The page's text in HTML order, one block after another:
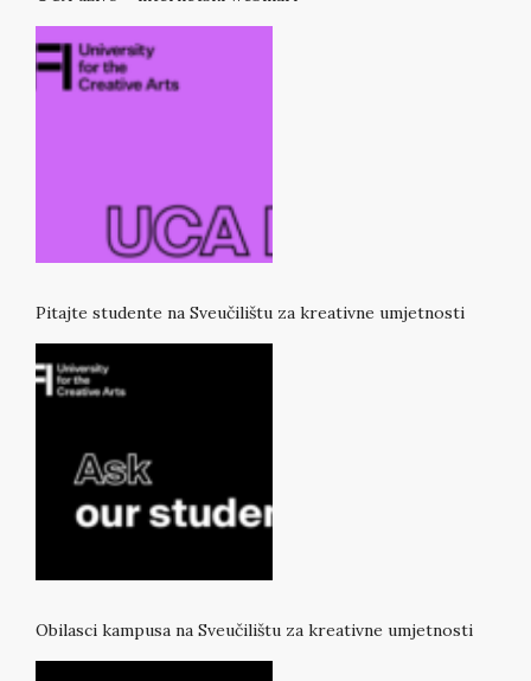
Pitajte studente na Sveučilištu za kreativne umjetnosti
Obilasci kampusa na Sveučilištu za kreativne umjetnosti